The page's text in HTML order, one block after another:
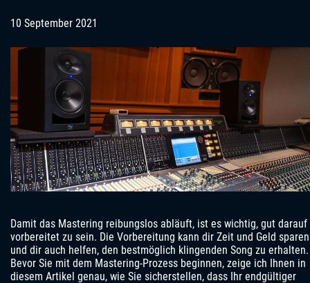
10 September 2021
Damit das Mastering reibungslos abläuft, ist es wichtig, gut darauf
vorbereitet zu sein. Die Vorbereitung kann dir Zeit und Geld sparen
und dir auch helfen, den bestmöglich klingenden Song zu erhalten.
Bevor Sie mit dem Mastering-Prozess beginnen, zeige ich Ihnen in
diesem Artikel genau, wie Sie sicherstellen, dass Ihr endgültiger